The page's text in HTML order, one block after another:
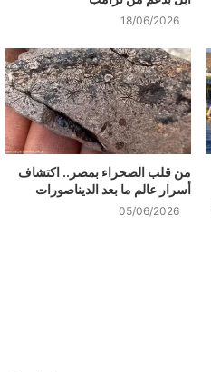
18/06/2026
من قلب الصحراء بمصر.. اكتشاف
أسرار عالم ما بعد الديناصورات
05/06/2026